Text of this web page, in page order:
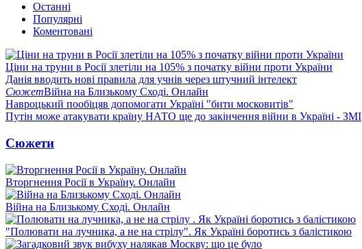
Останні
Популярні
Коментовані
Ціни на труни в Росії злетіли на 105% з початку війни проти України
Данія вводить нові правила для учнів через штучний інтелект
СюжетВійна на Близькому Сході. Онлайн
Навроцький пообіцяв допомогати Україні "бити московитів"
Путін може атакувати країну НАТО ще до закінчення війни в Україні - ЗМІ
Сюжети
Вторгнення Росії в Україну. Онлайн
Війна на Близькому Сході. Онлайн
"Полювати на лучника, а не на стрілу". Як Україні боротись з балістикою